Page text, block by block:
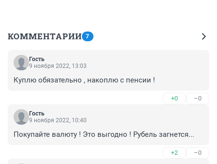
КОММЕНТАРИИ 7
Гость
9 ноября 2022, 13:03
Куплю обязательно , накоплю с пенсии !
+0 –0
Гость
9 ноября 2022, 10:40
Покупайте валюту ! Это выгодно ! Рубель загнется...
+2 –0